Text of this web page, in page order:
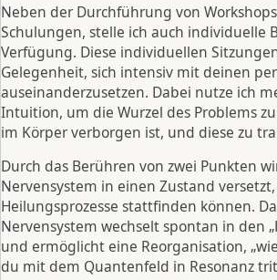
Neben der Durchführung von
Schulungen, stelle ich auch individuelle
Verfügung. Diese individuellen
Gelegenheit, sich intensiv mit deinen
auseinanderzusetzen. Dabei nutze ich
Intuition, um die Wurzel des Problems
im Körper verborgen ist, und diese zu
Durch das Berühren von zwei Punkten
Nervensystem in einen Zustand
Heilungsprozesse stattfinden können.
Nervensystem wechselt spontan in den
und ermöglicht eine Reorganisation,
du mit dem Quantenfeld in Resonanz